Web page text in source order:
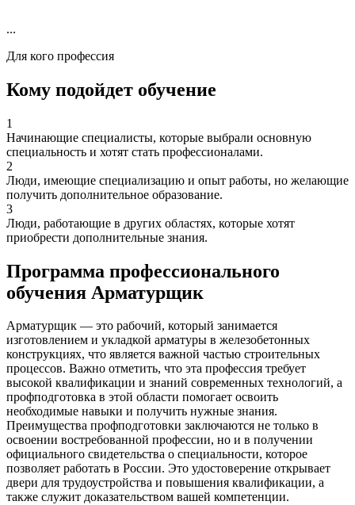
...
Для кого профессия
Кому подойдет обучение
1
Начинающие специалисты, которые выбрали основную
специальность и хотят стать профессионалами.
2
Люди, имеющие специализацию и опыт работы, но желающие
получить дополнительное образование.
3
Люди, работающие в других областях, которые хотят
приобрести дополнительные знания.
Программа профессионального
обучения Арматурщик
Арматурщик — это рабочий, который занимается
изготовлением и укладкой арматуры в железобетонных
конструкциях, что является важной частью строительных
процессов. Важно отметить, что эта профессия требует
высокой квалификации и знаний современных технологий, а
профподготовка в этой области помогает освоить
необходимые навыки и получить нужные знания.
Преимущества профподготовки заключаются не только в
освоении востребованной профессии, но и в получении
официального свидетельства о специальности, которое
позволяет работать в России. Это удостоверение открывает
двери для трудоустройства и повышения квалификации, а
также служит доказательством вашей компетенции.